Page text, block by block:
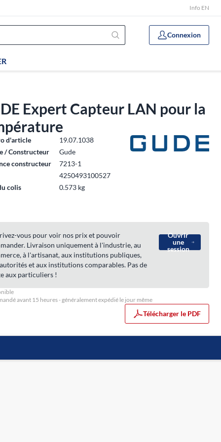
Info EN
Connexion
Expert Capteur LAN pour la
d'article
19.07.1038
/ Constructeur
Gude
constructeur
7213-1
4250493100527
colis
0.573 kg
vous pour voir nos prix et pouvoir
Livraison uniquement à l'industrie, au
à l'artisanat, aux institutions publiques,
et aux institutions comparables. Pas de
aux particuliers !
Ouvrir
une
session
avant 15 heures - généralement expédié le jour même
Télécharger le PDF